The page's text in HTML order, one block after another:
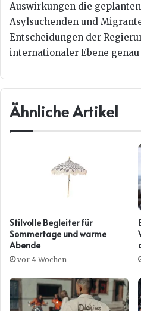
Auswirkungen die
Asylsuchenden und
Entscheidungen der
internationaler Ebene genau
Ähnliche Artikel
Stilvolle Begleiter für
Sommertage und warme
Abende
vor 4 Wochen